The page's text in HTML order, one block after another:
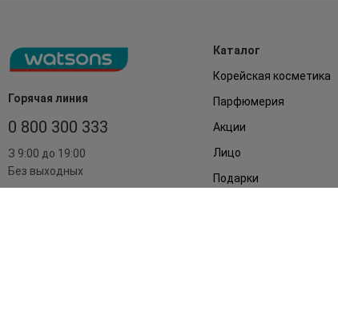
Горячая линия
0 800 300 333
З 9:00 до 19:00
Без выходных
Каталог
Корейская косметика
Парфюмерия
Акции
Лицо
Подарки